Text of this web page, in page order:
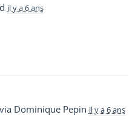
il y a 6 ans
Dominique Pepin il y a 6 ans